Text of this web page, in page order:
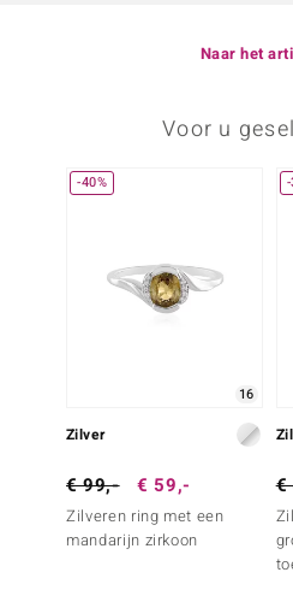
Naar het
Voor u
-40%
16
Zilver
€ 99,- € 59,-
Zilveren ring met een
mandarijn zirkoon
€